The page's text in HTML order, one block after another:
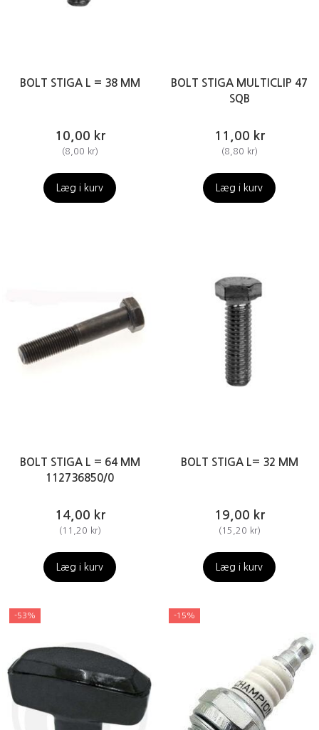
BOLT STIGA L = 38 MM
10,00 kr
(8,00 kr)
Læg i kurv
BOLT STIGA MULTICLIP 47
SQB
11,00 kr
(8,80 kr)
Læg i kurv
BOLT STIGA L = 64 MM
112736850/0
14,00 kr
( 11,20 kr)
Læg i kurv
BOLT STIGA L= 32 MM
19,00 kr
( 15,20 kr)
Læg i kurv
-53% -15%